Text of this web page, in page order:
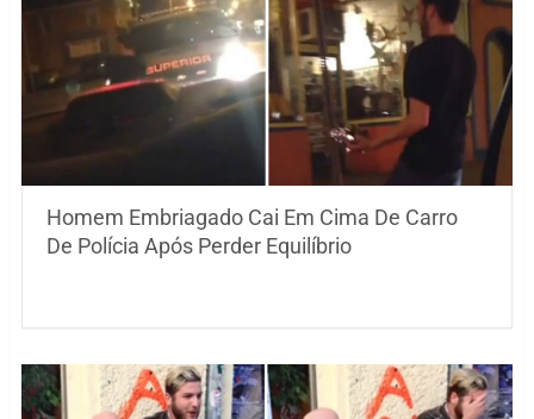
Homem Embriagado Cai Em Cima De Carro
De Polícia Após Perder Equilíbrio